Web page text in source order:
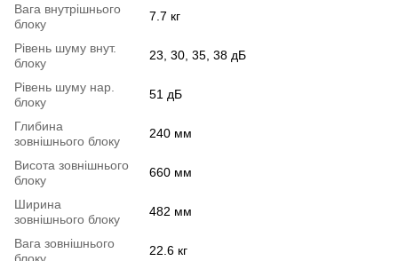
Вага внутрішнього
блоку
7.7 кг
Рівень шуму внут.
блоку
23, 30, 35, 38 дБ
Рівень шуму нар.
блоку
51 дБ
Глибина
зовнішнього блоку
240 мм
Висота зовнішнього
блоку
660 мм
Ширина
зовнішнього блоку
482 мм
Вага зовнішнього
блоку
22.6 кг